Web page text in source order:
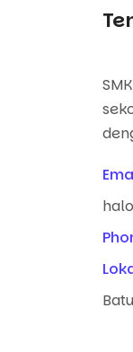
Batu